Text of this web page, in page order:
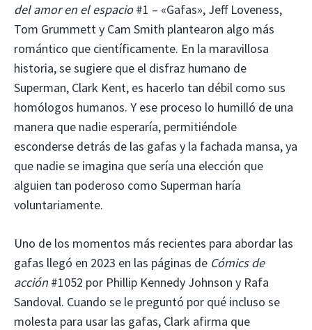
del amor en el espacio#1 – «Gafas», Jeff Loveness,
Tom Grummett y Cam Smith plantearon algo más
romántico que científicamente. En la maravillosa
historia, se sugiere que el disfraz humano de
Superman, Clark Kent, es hacerlo tan débil como sus
homólogos humanos. Y ese proceso lo humilló de una
manera que nadie esperaría, permitiéndole
esconderse detrás de las gafas y la fachada mansa, ya
que nadie se imagina que sería una elección que
alguien tan poderoso como Superman haría
voluntariamente.
Uno de los momentos más recientes para abordar las
gafas llegó en 2023 en las páginas de Cómics de
acción #1052 por Phillip Kennedy Johnson y Rafa
Sandoval. Cuando se le preguntó por qué incluso se
molesta para usar las gafas, Clark afirma que